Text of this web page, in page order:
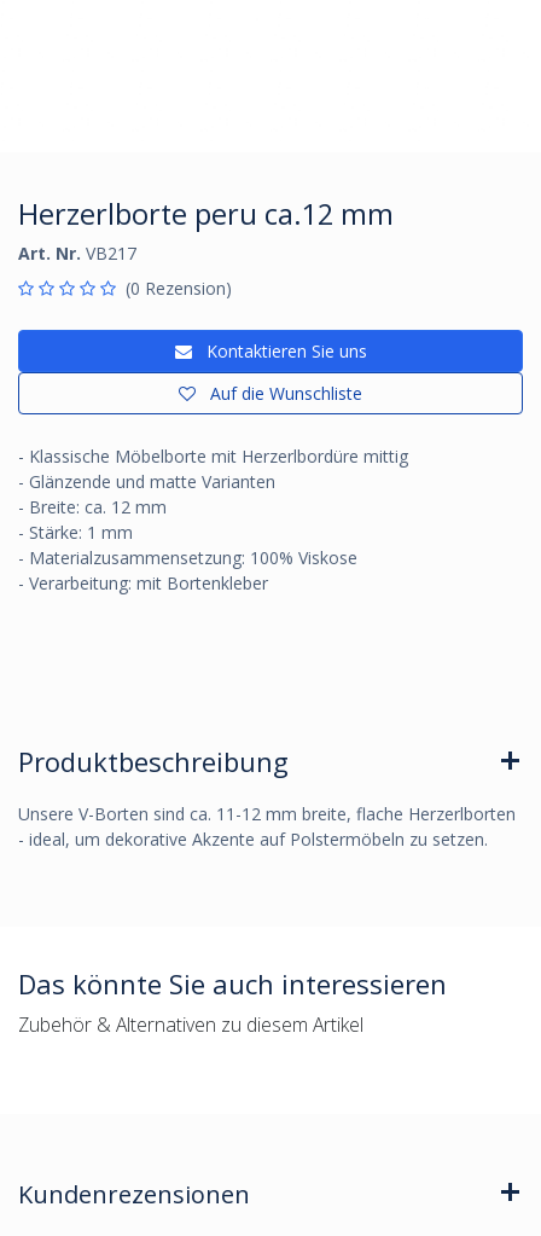
Herzerlborte peru ca.12 mm
Art. Nr. VB217
(0 Rezension)
Kontaktieren Sie uns
Auf die Wunschliste
- Klassische Möbelborte mit Herzerlbordüre mittig
- Glänzende und matte Varianten
- Breite: ca. 12 mm
- Stärke: 1 mm
- Materialzusammensetzung: 100% Viskose
- Verarbeitung: mit Bortenkleber
Produktbeschreibung
Unsere V-Borten sind ca. 11-12 mm breite, flache Herzerlborten
- ideal, um dekorative Akzente auf Polstermöbeln zu setzen.
Das könnte Sie auch interessieren
Zubehör & Alternativen zu diesem Artikel
Kundenrezensionen